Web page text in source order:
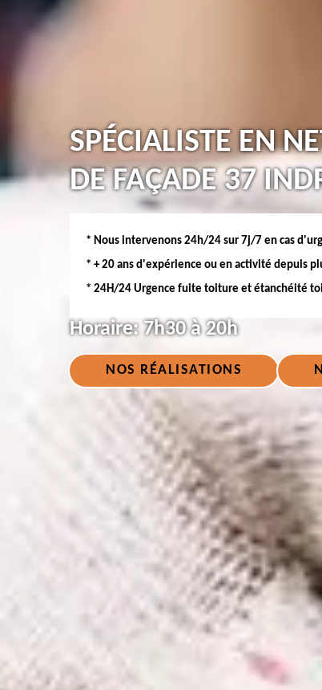
SPÉCIALISTE EN
DE FAÇADE 37
* Nous intervenons 24h/24 sur 7j/7 en cas
* + 20 ans d'expérience ou en activité depuis
* 24H/24 Urgence fuite toiture et étanchéité
Horaire:7h30 à 20h
NOS RÉALISATIONS